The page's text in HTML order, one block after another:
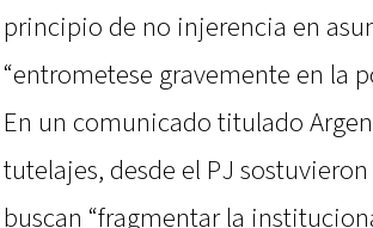
principio de no injerencia en
“entrometese gravemente en la
En un comunicado titulado
tutelajes, desde el PJ
buscan “fragmentar la